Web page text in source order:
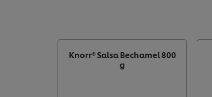
Knorr® Salsa Bechamel 800
g